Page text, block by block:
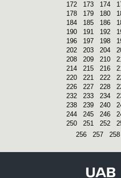
172
173 174
178
179 180
184
185 186
190
191 192
196
197 198
202
203 204
208
209 210
214
215 216
220
221 222
226
227 228
232
233 234
238
239 240
244
245 246
250
251 252
256
257 258